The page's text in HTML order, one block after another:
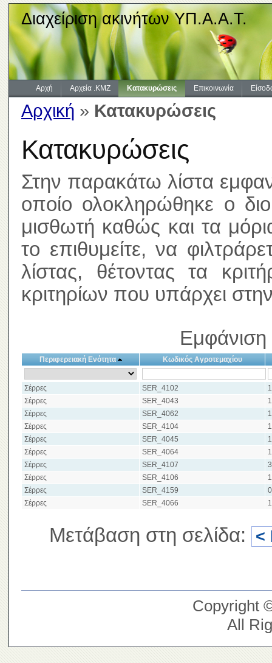
Διαχείριση ακινήτων ΥΠ.Α.Α.Τ.
Αρχή Αρχεία .KMZ Κατακυρώσεις Επικοινωνία
Αρχική » Κατακυρώσεις
Κατακυρώσεις
Στην παρακάτω λίστα
οποίο ολοκληρώθηκε ο
μισθωτή καθώς και τα
το επιθυμείτε, να
λίστας, θέτοντας τα
κριτηρίων που υπάρχει
Περιφερειακή Ενότητα Κωδικός Αγροτεμαχίου
Σέρρες SER_4102
Σέρρες
SER_4043
Σέρρες
SER_4062
Σέρρες
SER_4104
Σέρρες
SER_4045
Σέρρες
SER_4064
Σέρρες
SER_4107
Σέρρες
SER_4106
Σέρρες
SER_4159
Σέρρες
SER_4066
Μετάβαση στη σελίδα: <
Copyright
All